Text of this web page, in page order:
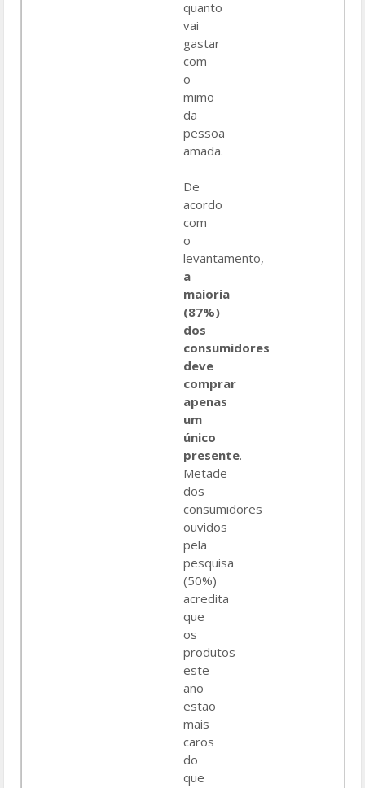
quanto
vai
gastar
com
o
mimo
da
pessoa
amada.
De
acordo
com
o
levantamento,
a
maioria
(87%)
dos
consumidores
deve
comprar
apenas
um
único
presente.
Metade
dos
consumidores
ouvidos
pela
pesquisa
(50%)
acredita
que
os
produtos
este
ano
estão
mais
caros
do
que